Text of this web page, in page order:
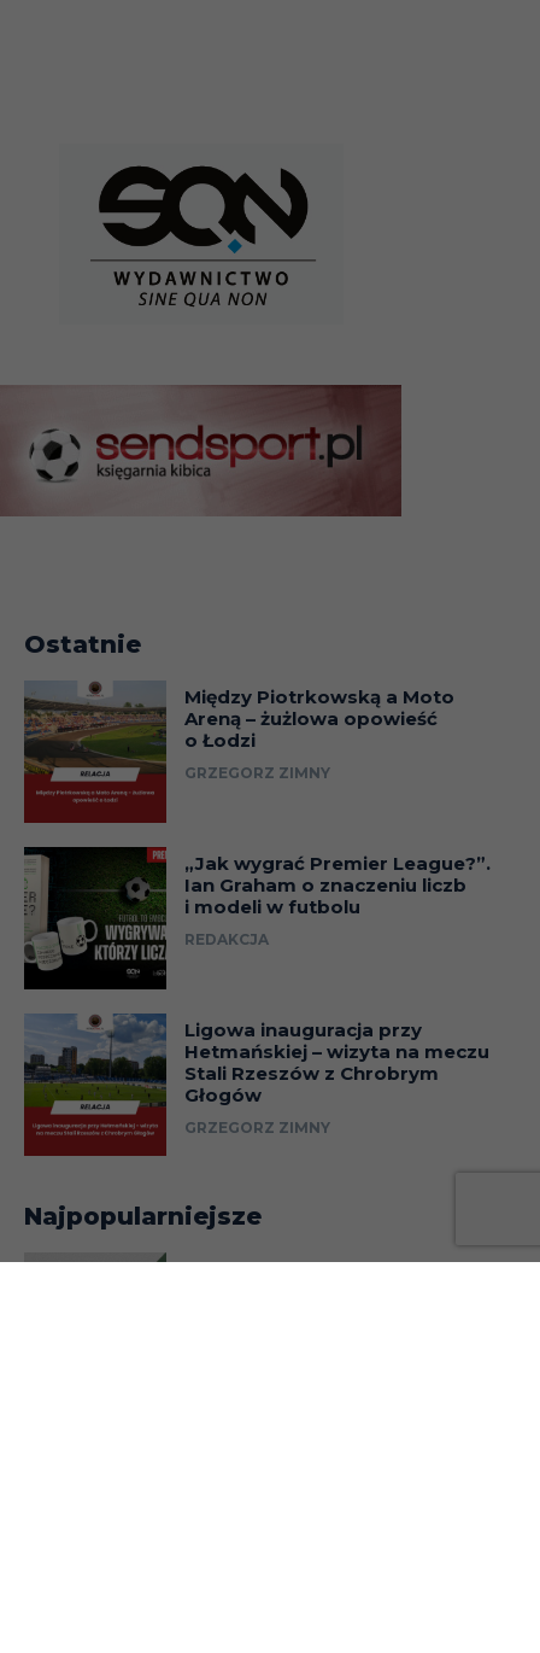
Ostatnie
Między Piotrkowską a Moto
Areną – żużlowa opowieść
o Łodzi
GRZEGORZ ZIMNY
„Jak wygrać Premier League?”.
Ian Graham o znaczeniu liczb
i modeli w futbolu
REDAKCJA
Ligowa inauguracja przy
Hetmańskiej – wizyta na meczu
Stali Rzeszów z Chrobrym
Głogów
GRZEGORZ ZIMNY
Najpopularniejsze
„Amp futbol. Jedną nogą